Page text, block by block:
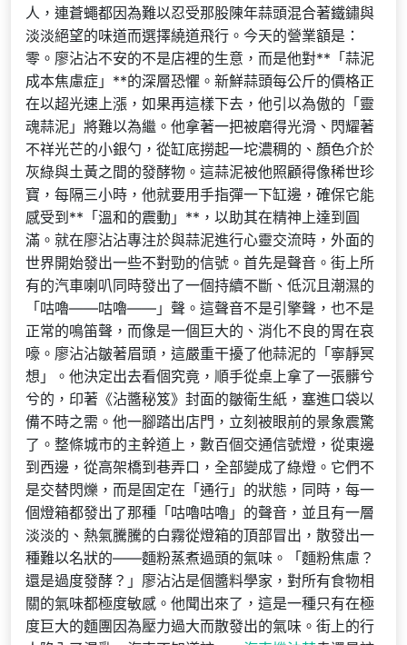
人，連蒼蠅都因為難以忍受那股陳年蒜頭混合著鐵鏽與
淡淡絕望的味道而選擇繞道飛行。今天的營業額是：
零。廖沾沾不安的不是店裡的生意，而是他對**「蒜泥
成本焦慮症」**的深層恐懼。新鮮蒜頭每公斤的價格正
在以超光速上漲，如果再這樣下去，他引以為傲的「靈
魂蒜泥」將難以為繼。他拿著一把被磨得光滑、閃耀著
不祥光芒的小銀勺，從缸底撈起一坨濃稠的、顏色介於
灰綠與土黃之間的發酵物。這蒜泥被他照顧得像稀世珍
寶，每隔三小時，他就要用手指彈一下缸邊，確保它能
感受到**「溫和的震動」**，以助其在精神上達到圓
滿。就在廖沾沾專注於與蒜泥進行心靈交流時，外面的
世界開始發出一些不對勁的信號。首先是聲音。街上所
有的汽車喇叭同時發出了一個持續不斷、低沉且潮濕的
「咕嚕——咕嚕——」聲。這聲音不是引擎聲，也不是
正常的鳴笛聲，而像是一個巨大的、消化不良的胃在哀
嚎。廖沾沾皺著眉頭，這嚴重干擾了他蒜泥的「寧靜冥
想」。他決定出去看個究竟，順手從桌上拿了一張髒兮
兮的，印著《沾醬秘笈》封面的皺衛生紙，塞進口袋以
備不時之需。他一腳踏出店門，立刻被眼前的景象震驚
了。整條城市的主幹道上，數百個交通信號燈，從東邊
到西邊，從高架橋到巷弄口，全部變成了綠燈。它們不
是交替閃爍，而是固定在「通行」的狀態，同時，每一
個燈箱都發出了那種「咕嚕咕嚕」的聲音，並且有一層
淡淡的、熱氣騰騰的白霧從燈箱的頂部冒出，散發出一
種難以名狀的——麵粉蒸煮過頭的氣味。「麵粉焦慮？
還是過度發酵？」廖沾沾是個醬料學家，對所有食物相
關的氣味都極度敏感。他聞出來了，這是一種只有在極
度巨大的麵團因為壓力過大而散發出的氣味。街上的行